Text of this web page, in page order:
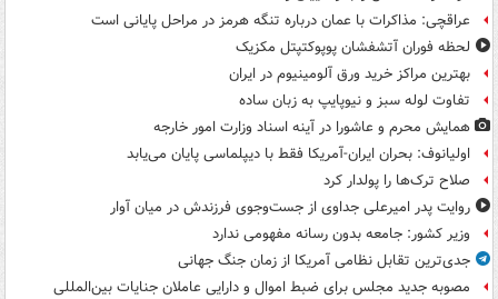
عراقچی: مذاکرات با عمان درباره تنگه هرمز در مراحل پایانی است
لحظه فوران آتشفشان پوپوکتپتل مکزیک
بهترین مراکز خرید ورق آلومینیوم در ایران
تفاوت لوله سبز و نیوپایپ به زبان ساده
همایش محرم و عاشورا در آینه اسناد وزارت امور خارجه
اولیانوف: بحران ایران-آمریکا فقط با دیپلماسی پایان می‌یابد
صلاح ترک‌ها را پولدار کرد
روایت پدر امیرعلی جداوی از جست‌وجوی فرزندش در میان آوار
وزیر کشور: جامعه بدون رسانه مفهومی ندارد
جدی‌ترین تقابل نظامی آمریکا از زمان جنگ جهانی
مصوبه جدید مجلس برای ضبط اموال و دارایی عاملان جنایات بین‌المللی